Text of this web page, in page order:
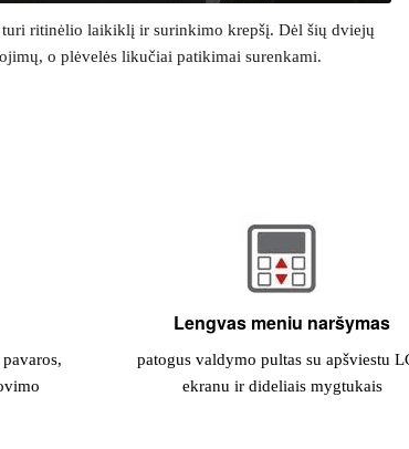
turi ritinėlio laikiklį ir surinkimo krepšį. Dėl šių dviejų
o plėvelės likučiai patikimai surenkami.
Lengvas meniu naršymas
patogus valdymo pultas su apšviestu
ekranu ir dideliais mygtukais